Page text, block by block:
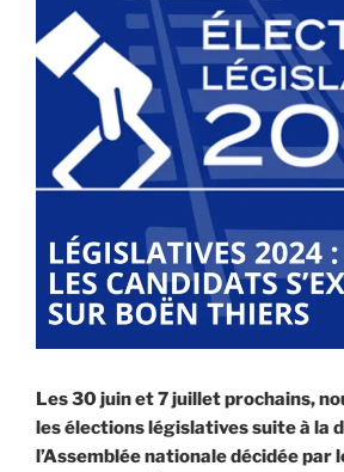
Les 30 juin et 7 juillet prochains,
les élections législatives suite à la
l’Assemblée nationale décidée par